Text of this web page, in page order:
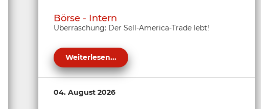
Börse - Intern
Überraschung: Der Sell-America-Trade lebt!
Weiterlesen...
04. August 2026